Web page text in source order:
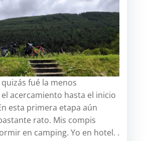
fué la menos
acercamiento hasta el inicio
esta primera etapa aún
rato. Mis compis
en camping. Yo en hotel. .